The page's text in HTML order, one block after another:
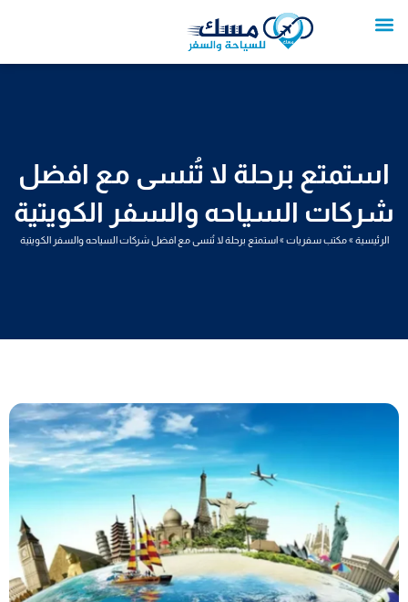
إلى
استمتع برحلة لا تُنسى مع افضل
شركات السياحه والسفر الكويتية
الرئيسية»مكتب سفريات»استمتع برحلة لا تُنسى مع افضل شركات السياحه والسفر الكويتية